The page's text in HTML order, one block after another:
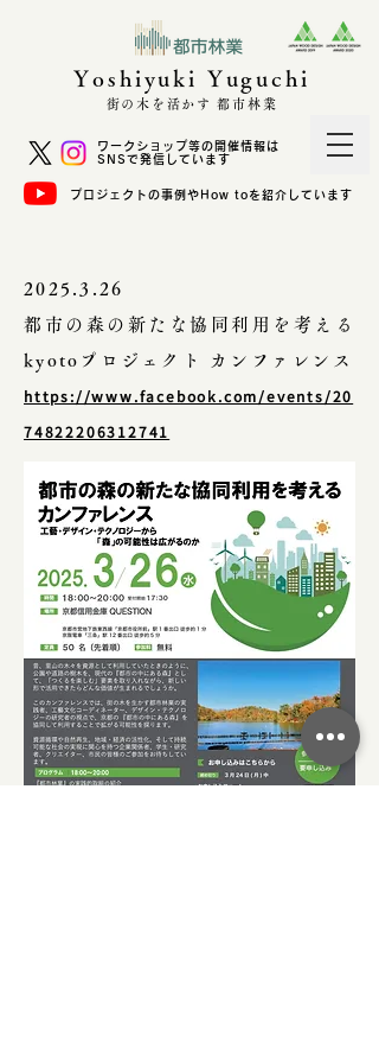
Yoshiyuki Yuguchi
街の木を活かす 都市林業
ワークショップ等の開催情報は
SNSで発信しています
プロジェクトの事例やHow toを紹介しています
2025.3.26
都市の森の新たな協同利用を考える
kyotoプロジェクト カンファレンス
https://www.facebook.com/events/20
74822206312741